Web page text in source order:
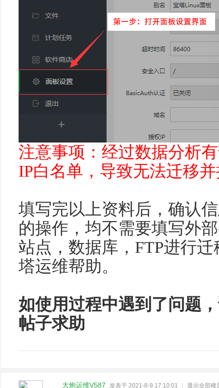
注意事项：经过数据分析
IP白名单，导致无法迁移
填写完以上资料后，确认
的操作，均不需要填写外
站点，数据库，FTP进行
塔运维帮助。
如使用过程中遇到了问题
帖子求助
大炮运维V587 发表于 2021-8-9 17:10:01 显示全部楼